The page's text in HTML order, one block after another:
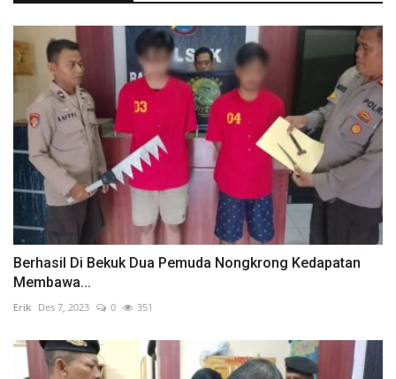
Berhasil Di Bekuk Dua Pemuda Nongkrong Kedapatan
Membawa...
Erik Des 7, 2023 0 351